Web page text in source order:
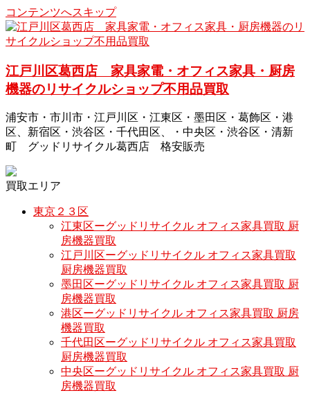
コンテンツへスキップ
江戸川区葛西店 家具家電・オフィス家具・厨房
機器のリサイクルショップ不用品買取
浦安市・市川市・江戸川区・江東区・墨田区・葛飾区・港
区、新宿区・渋谷区・千代田区、・中央区・渋谷区・清新
町 グッドリサイクル葛西店 格安販売
買取エリア
東京２３区
江東区ーグッドリサイクル オフィス家具買取 厨
房機器買取
江戸川区ーグッドリサイクル オフィス家具買取
厨房機器買取
墨田区ーグッドリサイクル オフィス家具買取 厨
房機器買取
港区ーグッドリサイクル オフィス家具買取 厨房
機器買取
千代田区ーグッドリサイクル オフィス家具買取
厨房機器買取
中央区ーグッドリサイクル オフィス家具買取 厨
房機器買取